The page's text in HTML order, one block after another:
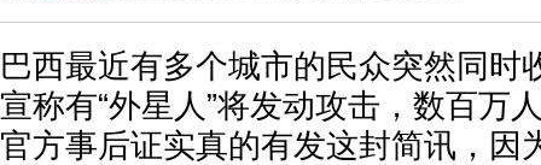
巴西最近有多个城市的民众突然同时
宣称有“外星人”将发动攻击，数百万
官方事后证实真的有发这封简讯，因